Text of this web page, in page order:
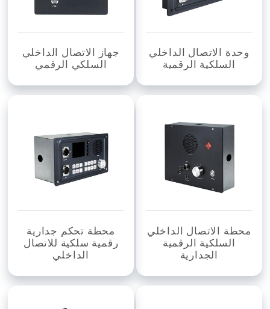
وحدة الاتصال الداخلي
السلكية الرقمية
جهاز الاتصال الداخلي
السلكي الرقمي
محطة الاتصال الداخلي
السلكية الرقمية
الجدارية
محطة تحكم جدارية
رقمية سلكية للاتصال
الداخلي